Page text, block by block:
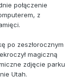
połączenie
z
po zeszłorocznym
magiczną
zdjęcie parku
Utah.